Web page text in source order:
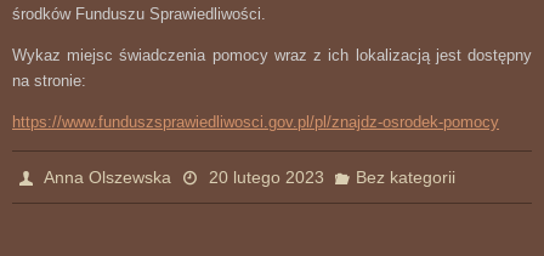
środków Funduszu Sprawiedliwości.
Wykaz miejsc świadczenia pomocy wraz z ich lokalizacją jest dostępny
na stronie:
https://www.funduszsprawiedliwosci.gov.pl/pl/znajdz-osrodek-pomocy
Anna Olszewska 20 lutego 2023 Bez kategorii